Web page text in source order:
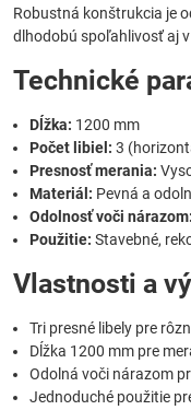
Robustná konštrukcia je
dlhodobú spoľahlivosť aj
Technické
Dĺžka: 1200 mm
Počet libiel: 3
Presnosť merania:
Materiál: Pevná a
Odolnosť voči nárazom:
Použitie: Stavebné,
Vlastnosti a
Tri presné libely pre
Dĺžka 1200 mm pre
Odolná voči nárazom
Jednoduché použitie